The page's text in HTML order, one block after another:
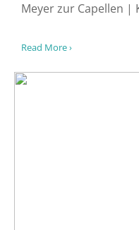
Meyer zur Capellen |
Read More ›